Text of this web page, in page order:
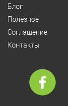
Блог
Полезное
Соглашение
Контакты